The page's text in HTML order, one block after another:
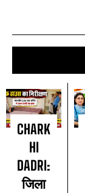
CHARK
HI
DADRI:
जिला